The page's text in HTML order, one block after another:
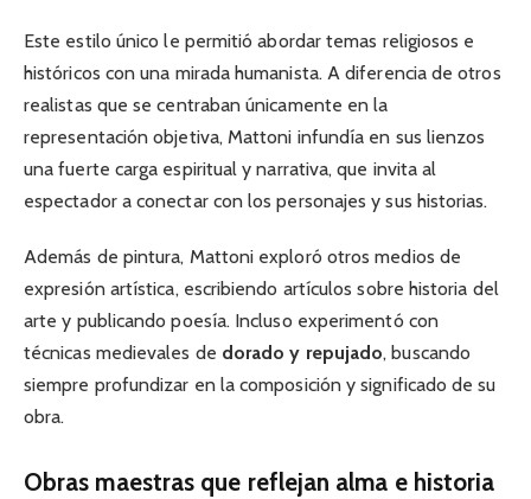
Este estilo único le permitió abordar temas religiosos e
históricos con una mirada humanista. A diferencia de otros
realistas que se centraban únicamente en la
representación objetiva, Mattoni infundía en sus lienzos
una fuerte carga espiritual y narrativa, que invita al
espectador a conectar con los personajes y sus historias.
Además de pintura, Mattoni exploró otros medios de
expresión artística, escribiendo artículos sobre historia del
arte y publicando poesía. Incluso experimentó con
técnicas medievales de dorado y repujado, buscando
siempre profundizar en la composición y significado de su
obra.
Obras maestras que reflejan alma e historia